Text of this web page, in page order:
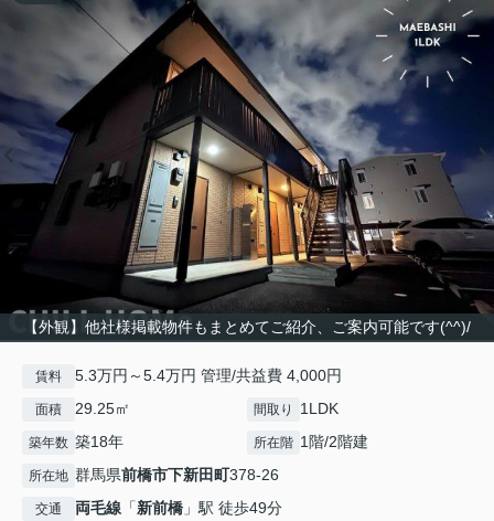
【外観】他社様掲載物件もまとめてご紹介、ご案内可能です(^^)/
賃料 5.3万円～5.4万円 管理/共益費 4,000円
面積 29.25㎡ 間取り 1LDK
築年数 築18年 所在階 1階/2階建
所在地 群馬県前橋市下新田町378-26
交通 両毛線 「新前橋 」駅 徒歩49分